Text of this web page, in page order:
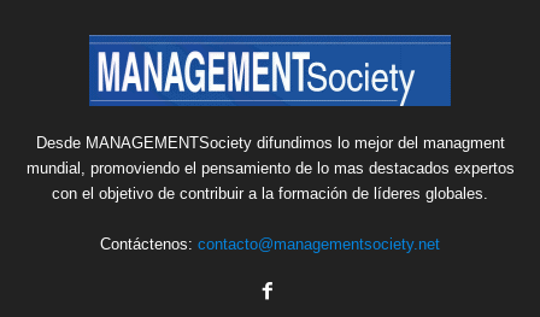
Desde MANAGEMENTSociety difundimos lo mejor del managment
mundial, promoviendo el pensamiento de lo mas destacados expertos
con el objetivo de contribuir a la formación de líderes globales.
Contáctenos: contacto@managementsociety.net